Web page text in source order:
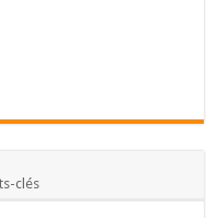
clés